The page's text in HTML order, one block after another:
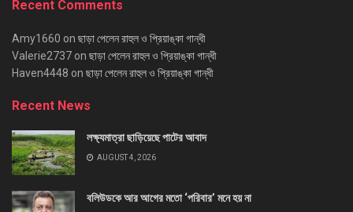
Recent Comments
Amy1660 on ছাড়া পেলেন রাহুল ও প্রিয়াঙ্কা গান্ধী
Valerie2737 on ছাড়া পেলেন রাহুল ও প্রিয়াঙ্কা গান্ধী
Haven4448 on ছাড়া পেলেন রাহুল ও প্রিয়াঙ্কা গান্ধী
Recent News
লক্ষ্যমাত্রা ছাড়িয়েছে পাটের আবাদ
AUGUST 4, 2026
বলিউডকে আর আগের মতো ‘পরিবার’ মনে হয় না